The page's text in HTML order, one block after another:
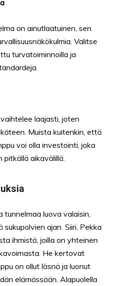
on ainutlaatuinen, sen
Valitse
turvatoiminnoilla ja
laajasti, joten
Muista kuitenkin, että
voi olla investointi, joka
pitkällä aikavälillä.
tunnelmaa luova valaisin,
sukupolvien ajan. Siiri, Pekka
ihmistä, joilla on yhteinen
He kertovat
on ollut läsnä ja luonut
elämässään. Alapuolella